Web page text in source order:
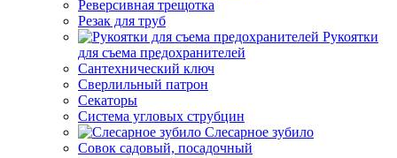
Реверсивная трещотка
Резак для труб
Рукоятки
для съема предохранителей
Сантехнический ключ
Сверлильный патрон
Секаторы
Система угловых струбцин
Слесарное зубило
Совок садовый, посадочный